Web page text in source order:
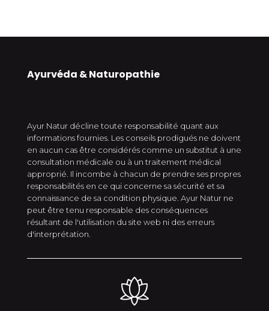
Ayurvéda & Naturopathie
Ayur Natur décline toute responsabilité quant aux
informations fournies. Les conseils prodigués ne doivent
en aucun cas être considérés comme un substitut à une
consultation médicale ou à un traitement médical
approprié. Il incombe à chacun de prendre ses propres
responsabilités en ce qui concerne sa sécurité et sa
connaissance de sa condition physique. Ayur Natur ne
peut être tenu responsable des conséquences
résultant de l'utilisation du site web ni des erreurs
d'interprétation.